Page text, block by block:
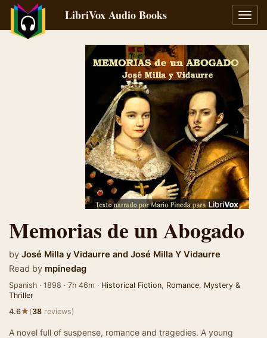
LibriVox Audio Books
Memorias de un Abogado
by José Milla y Vidaurre and José Milla Y Vidaurre
Read by mpinedag
Spanish · 1898 · 7h 46m · Historical Fiction, Romance, Mystery &
Thriller
4.6★(38 reviews)
A novel full of suspense, romance and tragedies. A young